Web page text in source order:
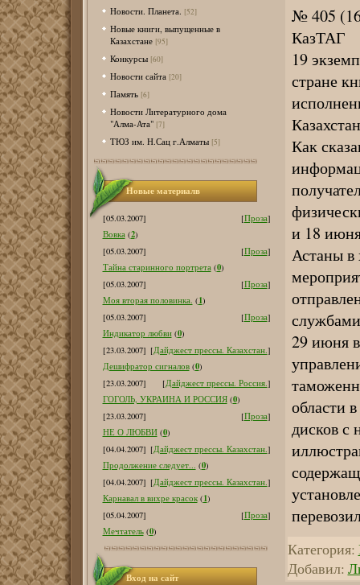
Новости. Планета. [52]
Новые книги, выпущенные в
Казахстане [95]
Конкурсы [60]
Новости сайта [20]
Память [6]
Новости Литературного дома
"Алма-Ата" [7]
ТЮЗ им. Н.Сац г.Алматы [5]
Новые материалв
[05.03.2007] [Проза]
Вовка (2)
[05.03.2007]
[Проза]
Тайна старинного портрета (0)
[05.03.2007]
[Проза]
Моя вторая половинка. (1)
[05.03.2007]
[Проза]
Индикатор любви (0)
[23.03.2007] [Дайджест прессы. Казахстан.]
Дешифратор сигналов (0)
[23.03.2007]
[Дайджест прессы. Россия.]
ГОГОЛЬ, УКРАИНА И РОССИЯ (0)
[23.03.2007]
[Проза]
НЕ О ЛЮБВИ (0)
[04.04.2007] [Дайджест прессы. Казахстан.]
Продолжение следует... (0)
[04.04.2007] [Дайджест прессы. Казахстан.]
Карнавал в вихре красок (1)
[05.04.2007]
[Проза]
Мечтатель (0)
Вход на сайт
№ 405
КазТАГ
19
стране
Как
и 18
Астаны в
29 июня
области
дисков с
Категория:
Добавил: